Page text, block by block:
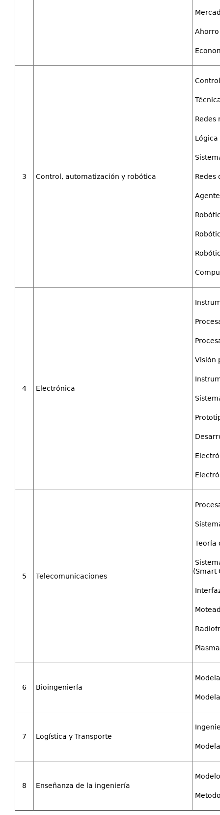
3 Control, automatización y robótica
Redes
Lógica
Redes
4 Electrónica
Visión
5 Telecomunicaciones
Teoría
(Smart
6 Bioingeniería
7 Logística y Transporte
8 Enseñanza de la ingeniería